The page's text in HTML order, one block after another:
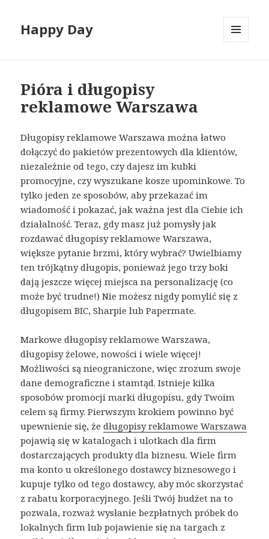
Happy Day
Pióra i długopisy
reklamowe Warszawa
Długopisy reklamowe Warszawa można łatwo
dołączyć do pakietów prezentowych dla klientów,
niezależnie od tego, czy dajesz im kubki
promocyjne, czy wyszukane kosze upominkowe. To
tylko jeden ze sposobów, aby przekazać im
wiadomość i pokazać, jak ważna jest dla Ciebie ich
działalność. Teraz, gdy masz już pomysły jak
rozdawać długopisy reklamowe Warszawa,
większe pytanie brzmi, który wybrać? Uwielbiamy
ten trójkątny długopis, ponieważ jego trzy boki
dają jeszcze więcej miejsca na personalizację (co
może być trudne!) Nie możesz nigdy pomylić się z
długopisem BIC, Sharpie lub Papermate.
Markowe długopisy reklamowe Warszawa,
długopisy żelowe, nowości i wiele więcej!
Możliwości są nieograniczone, więc zrozum swoje
dane demograficzne i stamtąd. Istnieje kilka
sposobów promocji marki długopisu, gdy Twoim
celem są firmy. Pierwszym krokiem powinno być
upewnienie się, żedługopisy reklamowe Warszawa
pojawią się w katalogach i ulotkach dla firm
dostarczających produkty dla biznesu. Wiele firm
ma konto u określonego dostawcy biznesowego i
kupuje tylko od tego dostawcy, aby móc skorzystać
z rabatu korporacyjnego. Jeśli Twój budżet na to
pozwala, rozważ wysłanie bezpłatnych próbek do
lokalnych firm lub pojawienie się na targach z